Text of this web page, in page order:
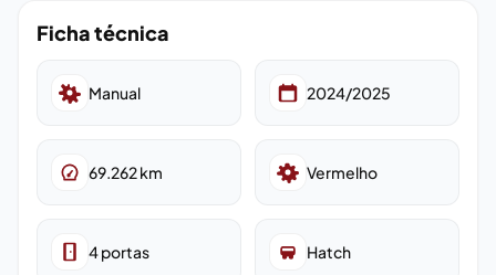
Ficha técnica
Manual 2024/2025
69.262km Vermelho
4portas Hatch